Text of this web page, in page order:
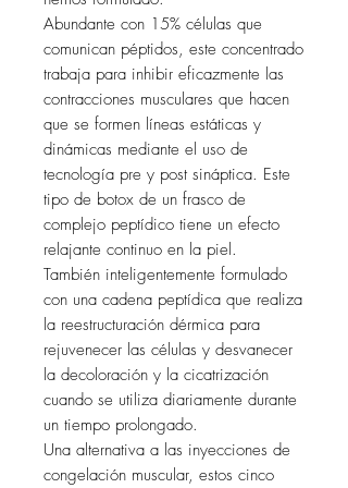
Abundante con 15% células que
comunican péptidos, este concentrado
trabaja para inhibir eficazmente las
contracciones musculares que hacen
que se formen líneas estáticas y
dinámicas mediante el uso de
tecnología pre y post sináptica. Este
tipo de botox de un frasco de
complejo peptídico tiene un efecto
relajante continuo en la piel.
También inteligentemente formulado
con una cadena peptídica que realiza
la reestructuración dérmica para
rejuvenecer las células y desvanecer
la decoloración y la cicatrización
cuando se utiliza diariamente durante
un tiempo prolongado.
Una alternativa a las inyecciones de
congelación muscular, estos cinco